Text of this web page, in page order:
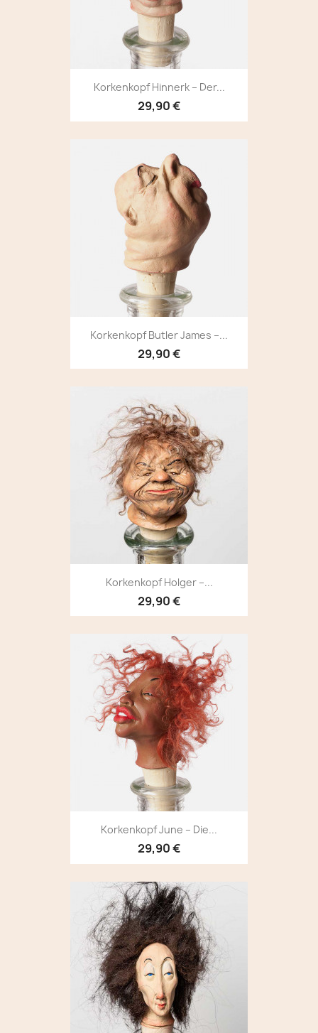
Korkenkopf Hinnerk – Der...
29,90 €
Korkenkopf Butler James –...
29,90 €
Korkenkopf Holger –...
29,90 €
Korkenkopf June – Die...
29,90 €